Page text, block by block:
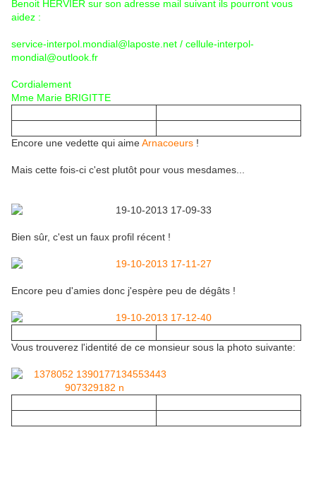
Benoit HERVIER sur son adresse mail suivant ils pourront vous
aidez :
service-interpol.mondial@laposte.net / cellule-interpol-
mondial@outlook.fr
Cordialement
Mme Marie BRIGITTE
Encore une vedette qui aimeArnacoeurs !
Mais cette fois-ci c'est plutôt pour vous mesdames...
Bien sûr, c'est un faux profil récent !
Encore peu d'amies donc j'espère peu de dégâts !
Vous trouverez l'identité de ce monsieur sous la photo suivante: